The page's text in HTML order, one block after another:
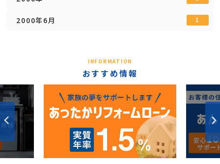
2000年6月 1
INFORMATION
おすすめ情報